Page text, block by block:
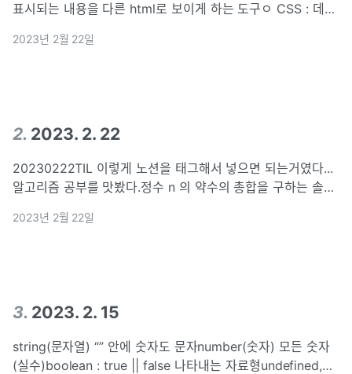
표시되는 내용을 다른 html로 보이게 하는 도구ㅇ CSS : 데코
ㅇ JS : 위에서 세세하게 다루지 못하던 기능 (script)
2023년 2월 22일
2. 2023. 2. 22
20230222TIL 이렇게 노션을 태그해서 넣으면 되는거였다...
알고리즘 공부를 맛봤다.정수 n 의 약수의 총합을 구하는 솔루
2023년 2월 22일
3. 2023. 2. 15
string(문자열) “” 안에 숫자도 문자number(숫자) 모든 숫자
(실수)boolean : true || false 나타내는 자료형undefined,